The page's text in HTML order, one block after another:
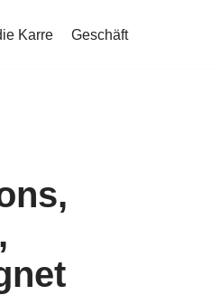
Karre Geschäft